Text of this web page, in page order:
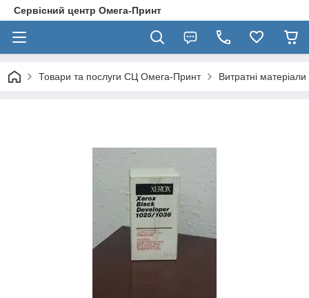
Сервісний центр Омега-Принт
Товари та послуги СЦ Омега-Принт Витратні